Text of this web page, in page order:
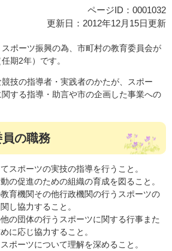
ページID：0001032
更新日：2012年12月15日更新
ポーツ振興の為、市町村の教育委員会が
期2年）です。
技の指導者・実践者のかたが、スポー
する指導・助言や市の企画した事業への
の職務
スポーツの実技の指導を行うこと。
の促進のための組織の育成を図ること。
育機関その他行政機関の行うスポーツの
し協力すること。
の団体の行うスポーツに関する行事また
に応じ協力すること。
ポーツについて理解を深めること。